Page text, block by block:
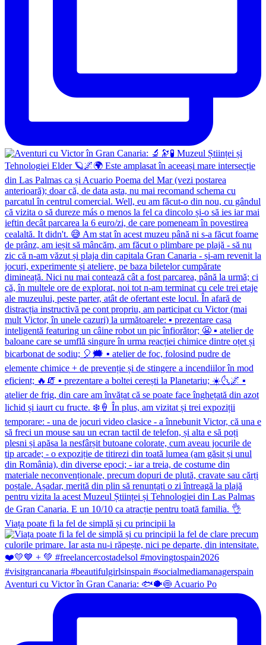
Viața poate fi la fel de simplă și cu principii la
Aventuri cu Victor în Gran Canaria: 🐟🐡🍥 Acuario Po